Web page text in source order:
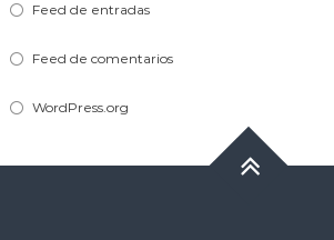
Feed de entradas
Feed de comentarios
WordPress.org